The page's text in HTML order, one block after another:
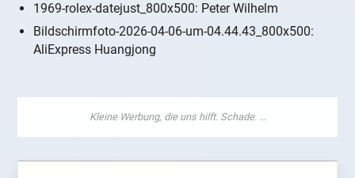
1969-rolex-datejust_800x500: Peter Wilhelm
Bildschirmfoto-2026-04-06-um-04.44.43_800x500:
AliExpress Huangjong